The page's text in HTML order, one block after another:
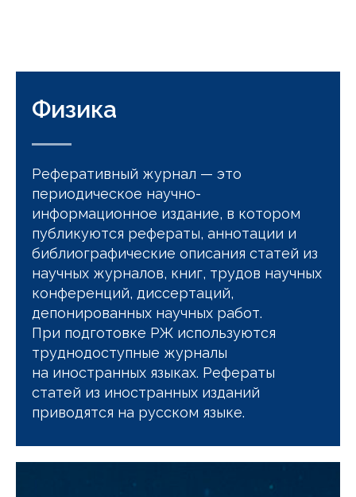
Физика
Реферативный журнал — это
периодическое научно-
информационное издание, в котором
публикуются рефераты, аннотации и
библиографические описания статей из
научных журналов, книг, трудов научных
конференций, диссертаций,
депонированных научных работ.
При подготовке РЖ используются
труднодоступные журналы
на иностранных языках. Рефераты
статей из иностранных изданий
приводятся на русском языке.